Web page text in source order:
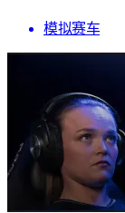
模拟赛车